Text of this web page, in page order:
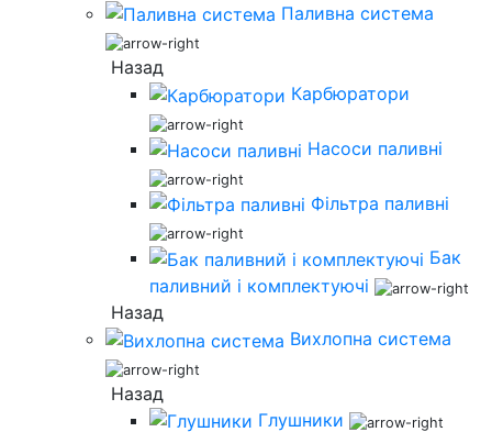
Паливна система
Назад
Карбюратори
Насоси паливні
Фільтра паливні
Бак
паливний і комплектуючі
Назад
Вихлопна система
Назад
Глушники